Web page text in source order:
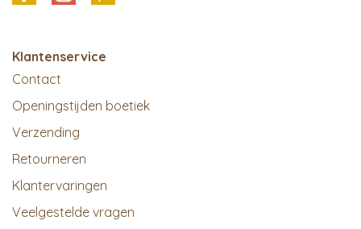
Klantenservice
Contact
Openingstijden boetiek
Verzending
Retourneren
Klantervaringen
Veelgestelde vragen